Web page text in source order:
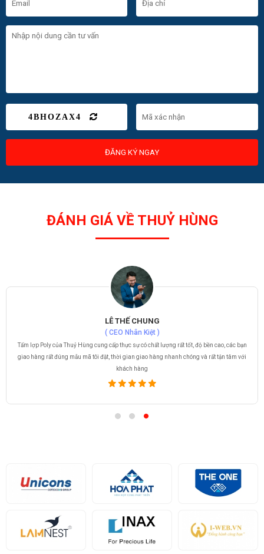
4BHOZAX4
ĐĂNG KÝ NGAY
ĐÁNH GIÁ VỀ THUỶ HÙNG
LÊ THẾ CHUNG
( CEO Nhân Kiệt )
Tấm lợp Poly của Thuỷ Hùng cung cấp thực sự có chất lượng rất tốt, độ bền cao, các bạn
giao hàng rất đúng mẫu mã tôi đặt, thời gian giao hàng nhanh chóng và rất tận tâm với
khách hàng